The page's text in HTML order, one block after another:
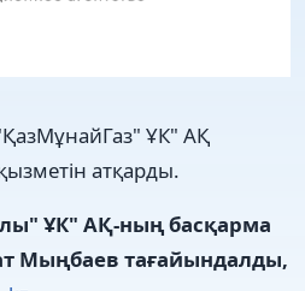
ҰК" АҚ
атқарды.
ҰК" АҚ-ның басқарма
Мыңбаев тағайындалды,